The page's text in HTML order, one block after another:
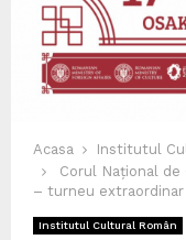
Acasa
Institutul
Corul Național de
– turneu
Institutul Cultural Român